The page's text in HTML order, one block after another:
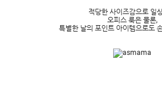
적당한 사이즈감으로 일
오피스 룩은 물론,
특별한 날의 포인트 아이템으로도